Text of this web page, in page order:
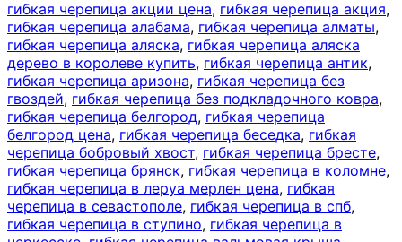
гибкая черепица акции цена, гибкая черепица акция,
гибкая черепица алабама, гибкая черепица алматы,
гибкая черепица аляска, гибкая черепица аляска
дерево в королеве купить, гибкая черепица антик,
гибкая черепица аризона, гибкая черепица без
гвоздей, гибкая черепица без подкладочного ковра,
гибкая черепица белгород, гибкая черепица
белгород цена, гибкая черепица беседка, гибкая
черепица бобровый хвост, гибкая черепица бресте,
гибкая черепица брянск, гибкая черепица в коломне,
гибкая черепица в леруа мерлен цена, гибкая
черепица в севастополе, гибкая черепица в спб,
гибкая черепица в ступино, гибкая черепица в